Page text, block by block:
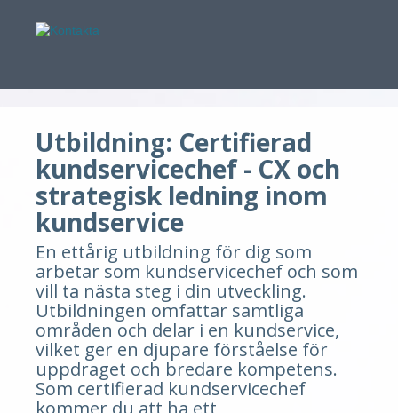
Utbildning: Certifierad
kundservicechef - CX och
strategisk ledning inom
kundservice
En ettårig utbildning för dig som
arbetar som kundservicechef och som
vill ta nästa steg i din utveckling.
Utbildningen omfattar samtliga
områden och delar i en kundservice,
vilket ger en djupare förståelse för
uppdraget och bredare kompetens.
Som certifierad kundservicechef
kommer du att ha ett